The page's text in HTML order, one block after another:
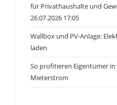
für Privathaushalte und
26.07.2026 17:05
Wallbox und PV-Anlage:
laden
So profitieren Eigentümer
Mieterstrom